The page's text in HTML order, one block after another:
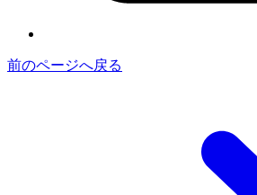
前のページへ戻る